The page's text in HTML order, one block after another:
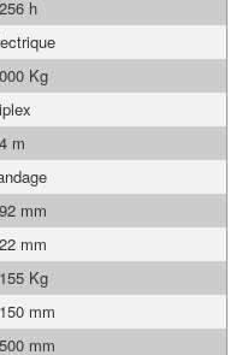
h
Kg
m
mm
mm
Kg
mm
mm